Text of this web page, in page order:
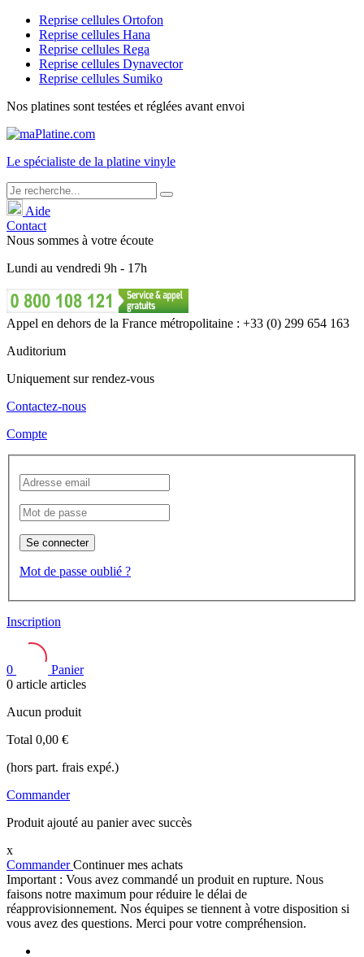
Reprise cellules Ortofon
Reprise cellules Hana
Reprise cellules Rega
Reprise cellules Dynavector
Reprise cellules Sumiko
Nos platines sont testées et réglées avant envoi
Le spécialiste de la platine vinyle
Aide
Contact
Nous sommes à votre écoute
Lundi au vendredi 9h - 17h
Appel en dehors de la France métropolitaine : +33 (0) 299 654 163
Auditorium
Uniquement sur rendez-vous
Contactez-nous
Compte
Se connecter
Mot de passe oublié ?
Inscription
0
Panier
0 article articles
Aucun produit
Total 0,00 €
(hors part. frais expé.)
Commander
Produit ajouté au panier avec succès
x
CommanderContinuer mes achats
Important : Vous avez commandé un produit en rupture. Nous
faisons notre maximum pour réduire le délai de
réapprovisionnement. Nos équipes se tiennent à votre disposition si
vous avez des questions. Merci pour votre compréhension.